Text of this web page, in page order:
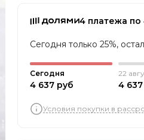
4 платежа по
Сегодня только 25%,
Сегодня
4 637 руб
22
4
Условия покупки в